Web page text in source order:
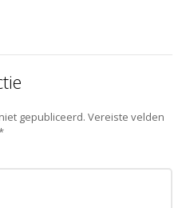
gepubliceerd. Vereiste velden